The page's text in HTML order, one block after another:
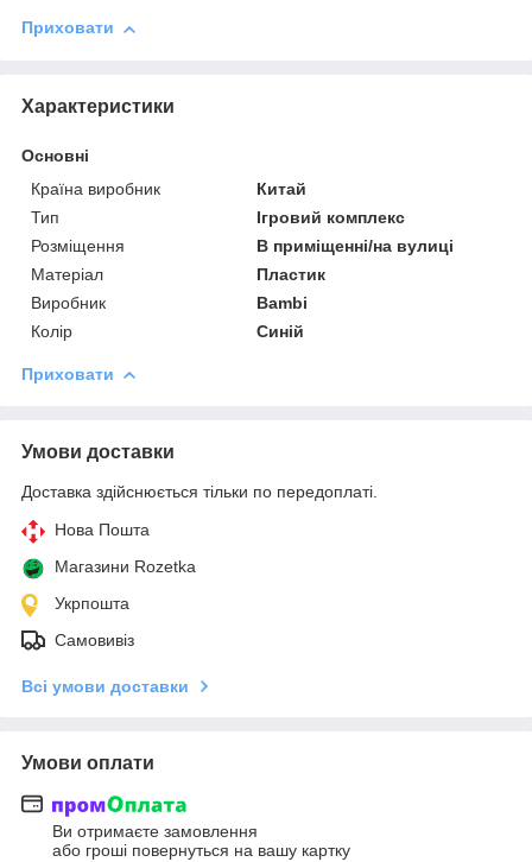
Приховати
Характеристики
Основні
Країна виробник
Китай
Тип
Ігровий комплекс
Розміщення
В приміщенні/на вулиці
Матеріал
Пластик
Виробник
Bambi
Колір
Синій
Приховати
Умови доставки
Доставка здійснюється тільки по передоплаті.
Нова Пошта
Магазини Rozetka
Укрпошта
Самовивіз
Всі умови доставки
Умови оплати
Ви отримаєте замовлення
або гроші повернуться на вашу картку